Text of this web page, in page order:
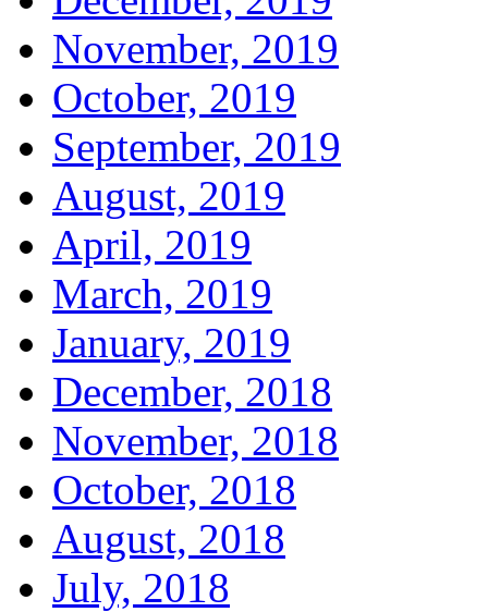
November, 2019
October, 2019
September, 2019
August, 2019
April, 2019
March, 2019
January, 2019
December, 2018
November, 2018
October, 2018
August, 2018
July, 2018